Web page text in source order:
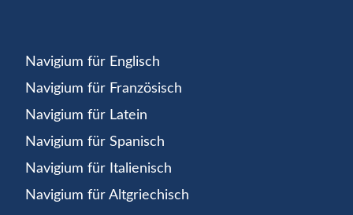
Navigium für Englisch
Navigium für Französisch
Navigium für Latein
Navigium für Spanisch
Navigium für Italienisch
Navigium für Altgriechisch